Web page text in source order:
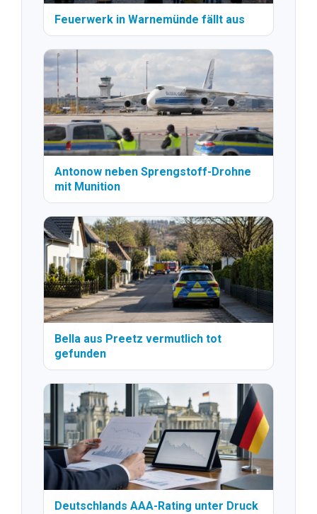
Feuerwerk in Warnemünde fällt aus
Antonow neben Sprengstoff-Drohne
mit Munition
Bella aus Preetz vermutlich tot
gefunden
Deutschlands AAA-Rating unter Druck